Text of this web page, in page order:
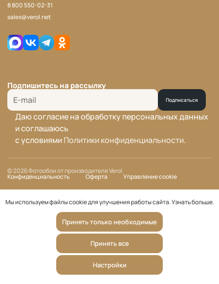
8 800 550-02-31
sales@verol.net
Подпишитесь на рассылку
Подписаться
Даю согласие на обработку персональных данных
и соглашаюсь
с условиямиПолитики конфиденциальности.
© 2026 Фотообои от производителя Verol
Конфиденциальность Оферта Управление cookie
Мы используем файлы cookie для улучшения работы сайта.Узнать больше.
Принять только необходимые
Принять все
Настройки